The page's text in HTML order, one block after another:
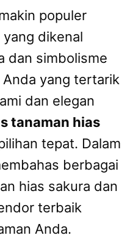
populer
dikenal
dan simbolisme
Anda yang tertarik
dan elegan
tanaman hias
tepat. Dalam
berbagai
hias sakura dan
terbaik
Anda.